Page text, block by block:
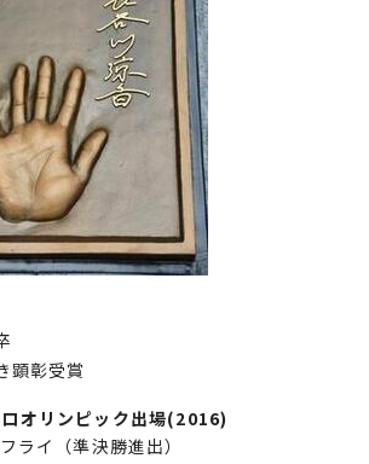
顕彰受賞
オリンピック出場(2016)
ライ（準決勝進出）